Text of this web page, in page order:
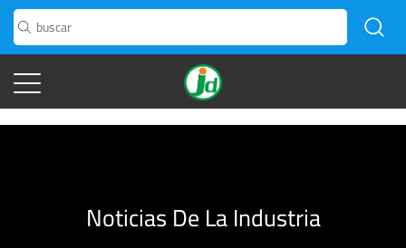
" />" />
Noticias De La Industria